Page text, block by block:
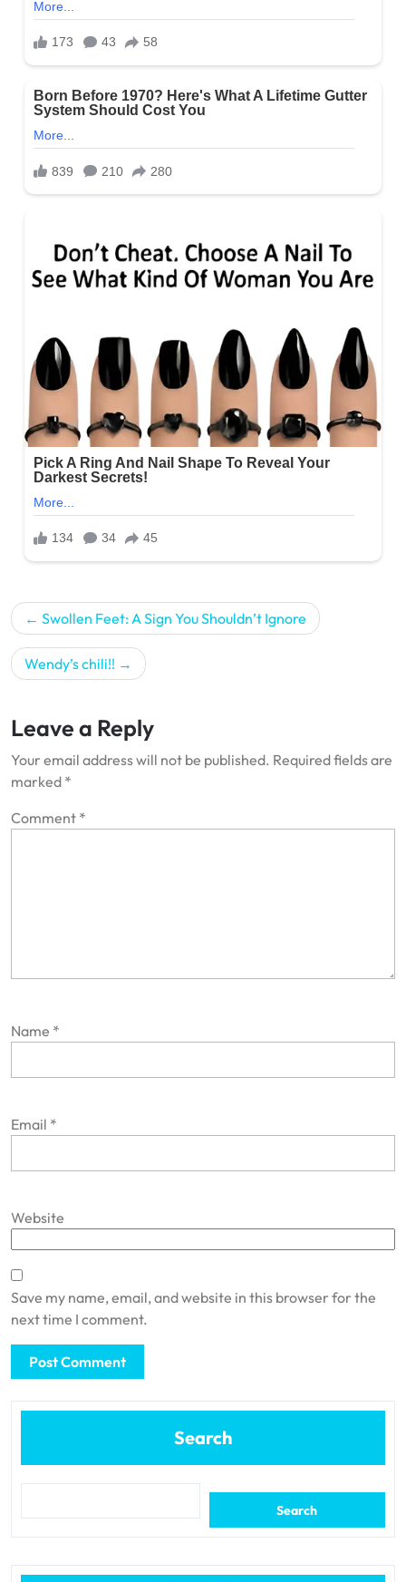
Post
navigation
Swollen Feet: A Sign You Shouldn’t Ignore
Wendy’s chili!!
Leave a Reply
Your email address will not be published. Required fields are
marked *
Comment *
Name *
Email *
Website
Save my name, email, and website in this browser for the
next time I comment.
Search
Search